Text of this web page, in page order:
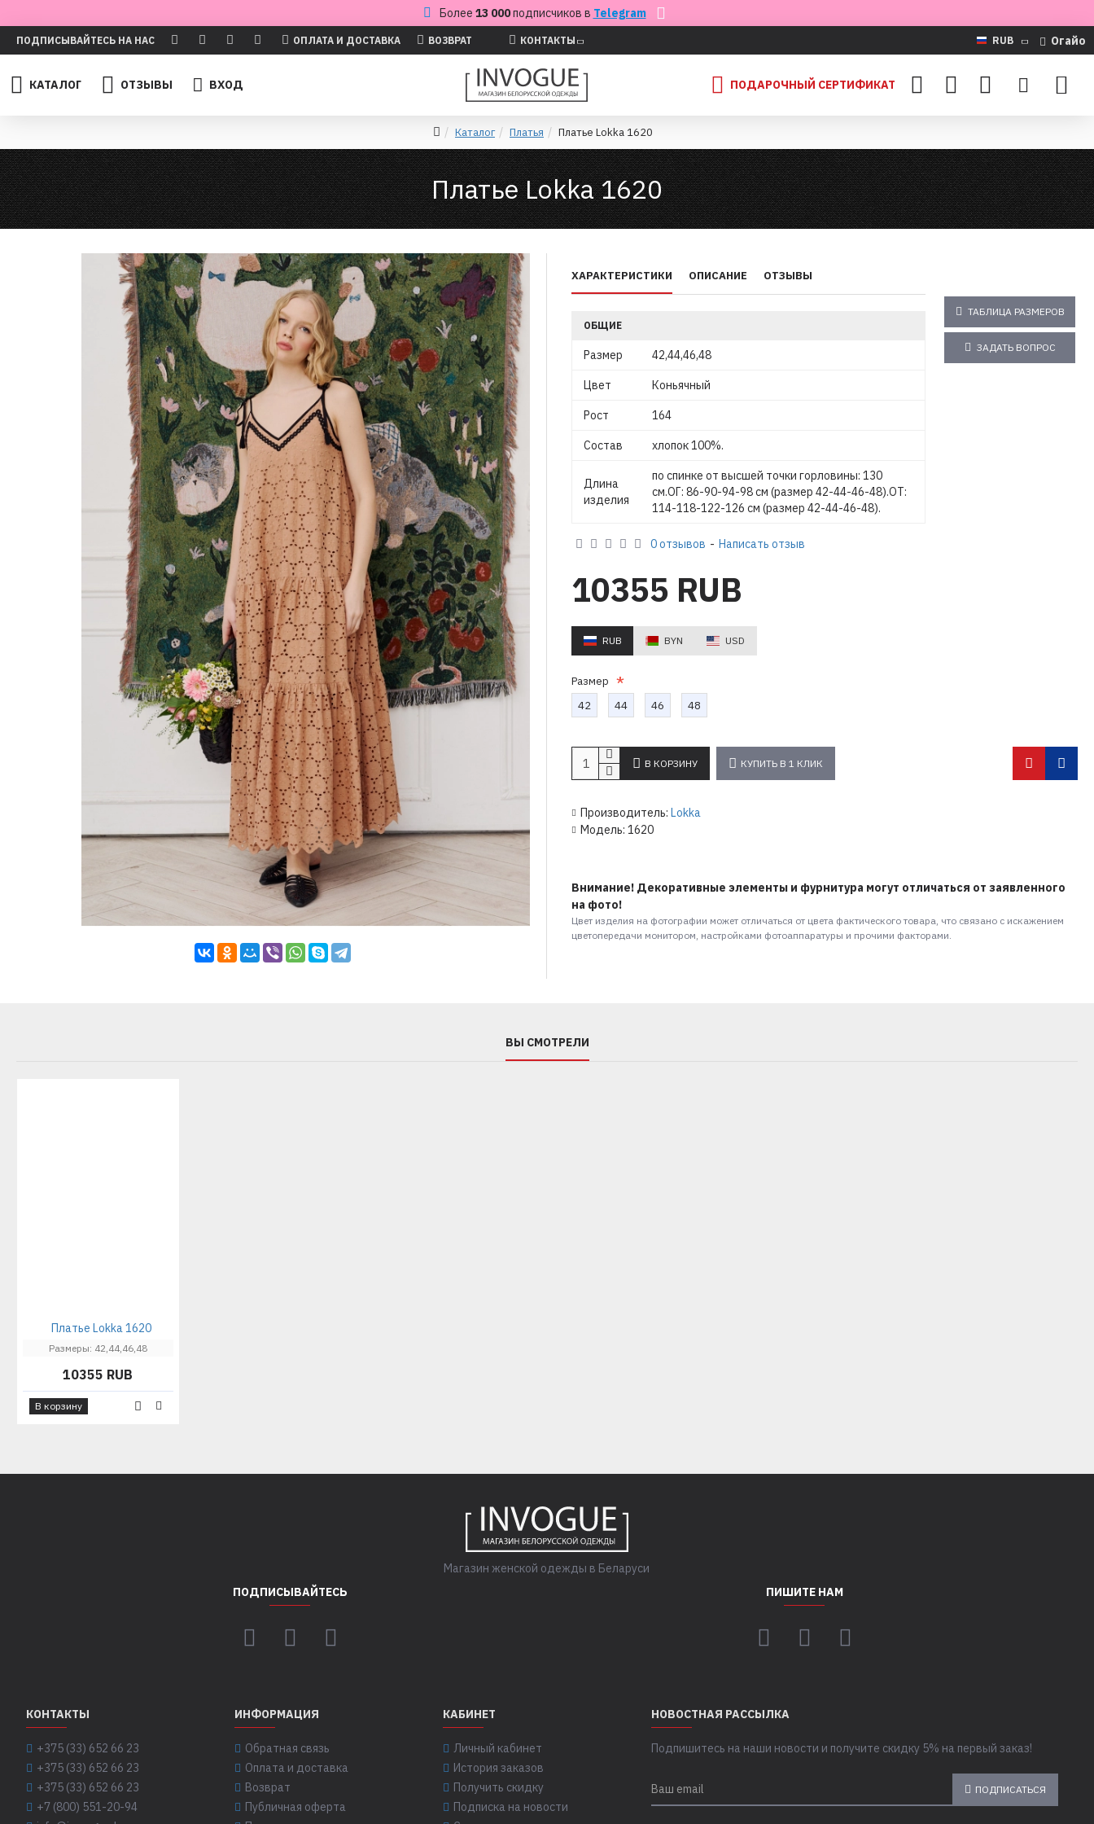
Более 13 000подписчиков в Telegram
ПОДПИСЫВАЙТЕСЬ НА НАС ОПЛАТА И ДОСТАВКА ВОЗВРАТ КОНТАКТЫ RUB Огайо
КАТАЛОГ ОТЗЫВЫ ВХОД ПОДАРОЧНЫЙ СЕРТИФИКАТ
Каталог Платья Платье Lokka 1620
Платье Lokka 1620
ХАРАКТЕРИСТИКИ ОПИСАНИЕ ОТЗЫВЫ
ОБЩИЕ
Размер 42,44,46,48
Цвет Коньячный
Рост 164
Состав хлопок 100%.
Длина
изделия
по спинке от высшей точки горловины: 130
см.ОГ: 86-90-94-98 см (размер 42-44-46-48).ОТ:
114-118-122-126 см (размер 42-44-46-48).
ТАБЛИЦА РАЗМЕРОВ
ЗАДАТЬ ВОПРОС
Производитель: Lokka
Модель: 1620
0 отзывов - Написать отзыв
10355 RUB
RUB BYN USD
Размер
42
44 46 48
В КОРЗИНУ КУПИТЬ В 1 КЛИК
Внимание! Декоративные элементы и фурнитура могут отличаться от заявленного
на фото!
Цвет изделия на фотографии может отличаться от цвета фактического товара, что связано с искажением
цветопередачи монитором, настройками фотоаппаратуры и прочими факторами.
ВЫ СМОТРЕЛИ
Размеры: 42,44,46,48
Платье Lokka 1620
10355 RUB
В корзину
Магазин женской одежды в Беларуси
ПОДПИСЫВАЙТЕСЬ
ПИШИТЕ НАМ
КОНТАКТЫ
+375 (33) 652 66 23
+375 (33) 652 66 23
+375 (33) 652 66 23
+7 (800) 551-20-94
ИНФОРМАЦИЯ
Обратная связь
Оплата и доставка
Возврат
Публичная оферта
КАБИНЕТ
Личный кабинет
История заказов
Получить скидку
Подписка на новости
НОВОСТНАЯ РАССЫЛКА
Подпишитесь на наши новости и получите скидку 5% на первый заказ!
ПОДПИСАТЬСЯ